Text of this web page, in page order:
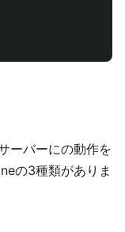
ーバーにの動作を
の3種類がありま